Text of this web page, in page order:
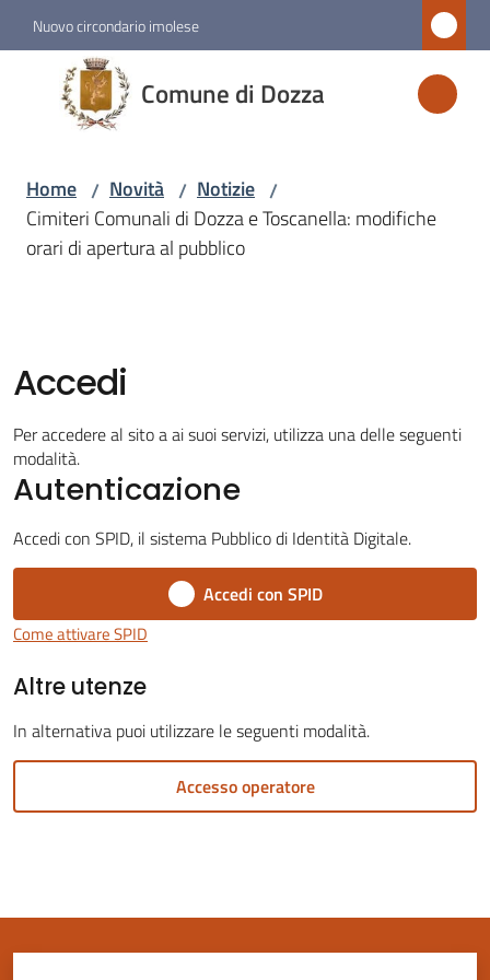
Vai al contenuto
Vai alla navigazione
Vai al footer
Nuovo circondario imolese
Comune di Dozza
Comune
di
Dozza
Amministrazione
Servizi
Vivere
Dozza
Servizi
line
Tutti
argomenti
Home / Novità / Notizie /
Cimiteri Comunali di Dozza e Toscanella: modifiche
orari di apertura al pubblico
Accedi
Per accedere al sito a ai suoi servizi, utilizza una delle seguenti
modalità.
Autenticazione
Accedi con SPID, il sistema Pubblico di Identità Digitale.
Accedi con SPID
Come attivare SPID
Altre utenze
In alternativa puoi utilizzare le seguenti modalità.
Accesso operatore